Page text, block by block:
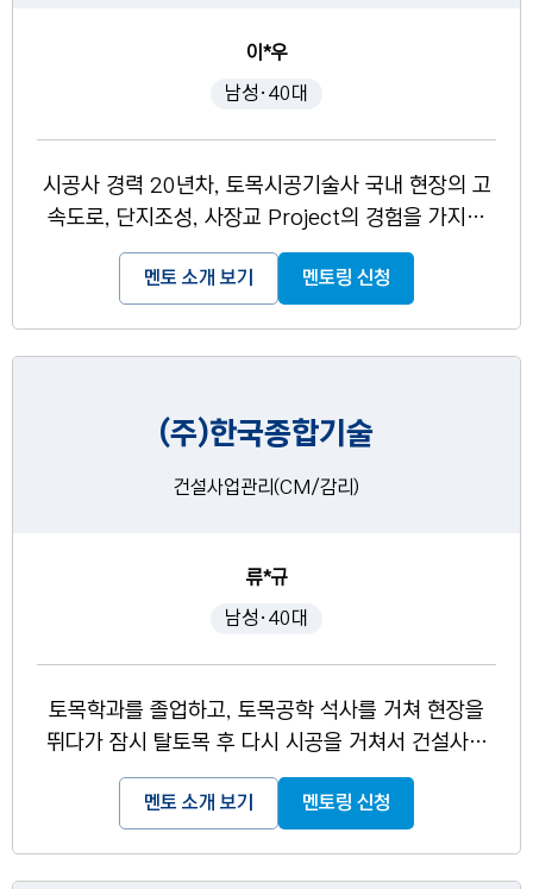
이*우
남성·40대
시공사 경력 20년차, 토목시공기술사 국내 현장의 고
속도로, 단지조성, 사장교 Project의 경험을 가지고
있으며, 해외(베트남, 호주, 미얀마) 현장의 사장교, T
BM 입찰 프로젝트 경험을 가지고 있습니다.
멘토 소개 보기 멘토링 신청
(주)한국종합기술
건설사업관리(CM/감리)
류*규
남성·40대
토목학과를 졸업하고, 토목공학 석사를 거쳐 현장을
뛰다가 잠시 탈토목 후 다시 시공을 거쳐서 건설사업
관리기술인으로 현업에 종사 중입니다. 세부 전공을
상하수도를 하고 있습니다.
멘토 소개 보기 멘토링 신청